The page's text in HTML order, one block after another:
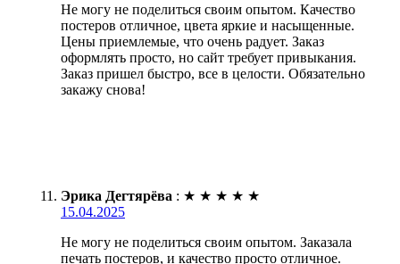
Не могу не поделиться своим опытом. Качество
постеров отличное, цвета яркие и насыщенные.
Цены приемлемые, что очень радует. Заказ
оформлять просто, но сайт требует привыкания.
Заказ пришел быстро, все в целости. Обязательно
закажу снова!
Эрика Дегтярёва : ★ ★ ★ ★ ★
15.04.2025
Не могу не поделиться своим опытом. Заказала
печать постеров, и качество просто отличное.